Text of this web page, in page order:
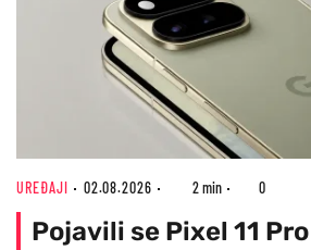
UREĐAJI 02.08.2026 2 min 0
Pojavili se Pixel 11